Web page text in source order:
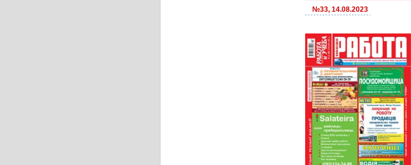
№33, 14.08.2023